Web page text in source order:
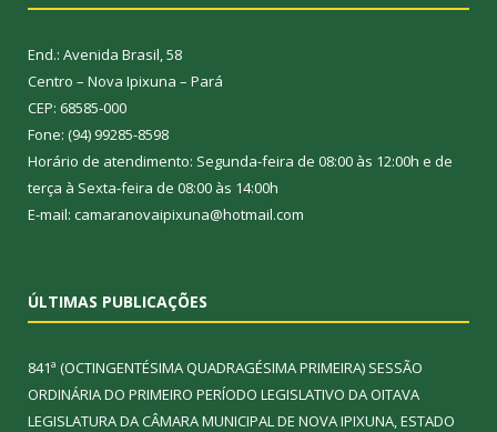
End.: Avenida Brasil, 58
Centro – Nova Ipixuna – Pará
CEP: 68585-000
Fone: (94) 99285-8598
Horário de atendimento: Segunda-feira de 08:00 às 12:00h e de
terça à Sexta-feira de 08:00 às 14:00h
E-mail: camaranovaipixuna@hotmail.com
ÚLTIMAS PUBLICAÇÕES
841ª (OCTINGENTÉSIMA QUADRAGÉSIMA PRIMEIRA) SESSÃO
ORDINÁRIA DO PRIMEIRO PERÍODO LEGISLATIVO DA OITAVA
LEGISLATURA DA CÂMARA MUNICIPAL DE NOVA IPIXUNA, ESTADO